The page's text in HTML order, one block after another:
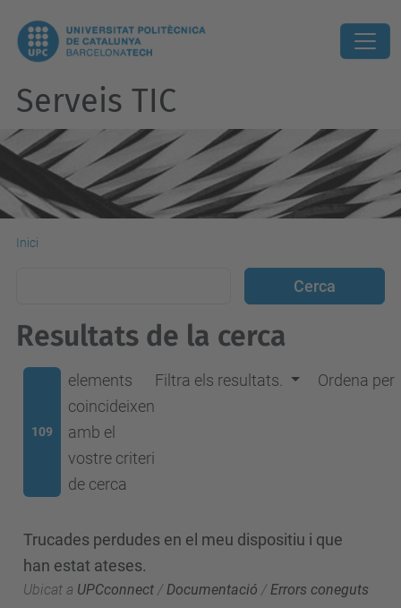
Serveis TIC
Inici
Resultats de la cerca
109
elements
coincideixen
amb el
vostre criteri
de cerca
Filtra els resultats. Ordena per
Trucades perdudes en el meu dispositiu i que
han estat ateses.
Ubicat a UPCconnect / Documentació / Errors coneguts